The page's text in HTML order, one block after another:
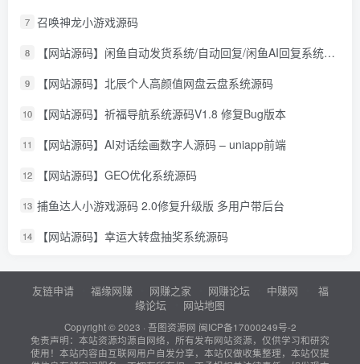
7 召唤神龙小游戏源码
8 【网站源码】闲鱼自动发货系统/自动回复/闲鱼AI回复系统源码
9 【网站源码】北辰个人高颜值网盘云盘系统源码
10 【网站源码】祈福导航系统源码V1.8 修复Bug版本
11 【网站源码】AI对话绘画数字人源码 – uniapp前端
12 【网站源码】GEO优化系统源码
13 捕鱼达人小游戏源码 2.0修复升级版 多用户带后台
14 【网站源码】幸运大转盘抽奖系统源码
友链申请 福缘网赚 网赚之家 网赚论坛 中赚网
福
缘论坛
网站地图
Copyright © 2023 · 吾图资源网 闽ICP备17000249号-2
免责声明：本站资源均源自网络，所有发布网站资源，仅供学习和研究
使用！本站内容由互联网用户自发分享，本站仅做收集整理，本站仅提